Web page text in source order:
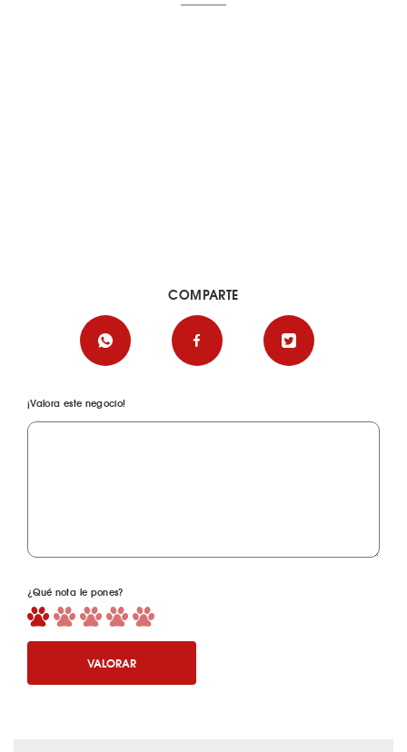
¡Valora este negocio!
¿Qué nota le pones?
VALORAR
COMPARTE